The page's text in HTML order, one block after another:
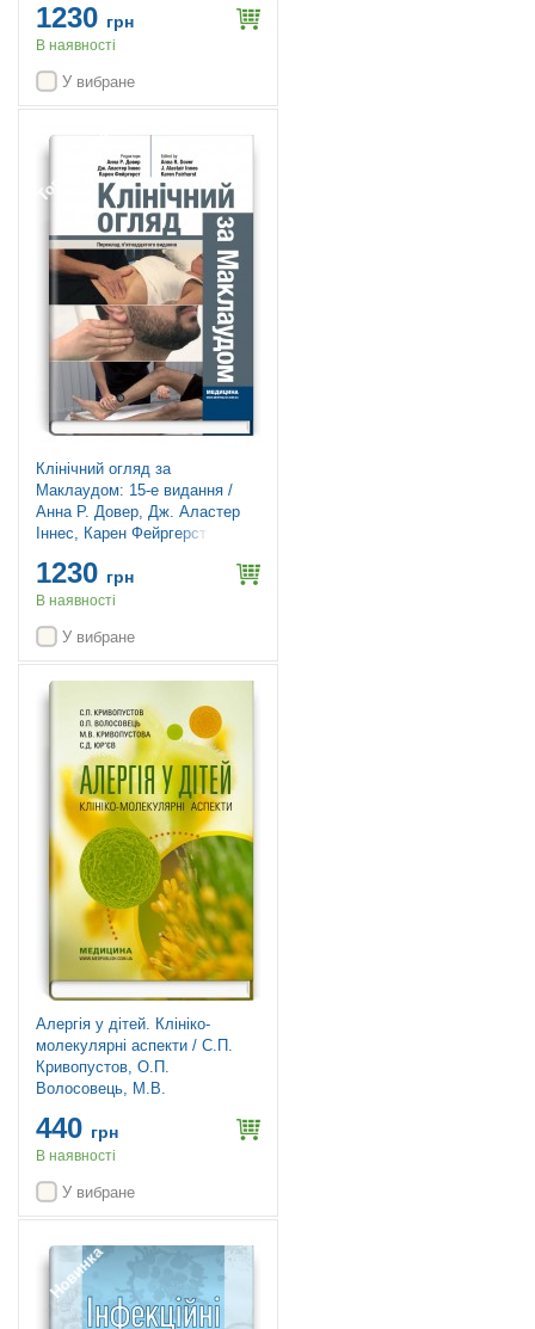
В.I. Величко та ін.
1230 грн
В наявності
У вибране
Топ продажів
Клінічний огляд за
Маклаудом: 15-е видання /
Анна Р. Довер, Дж. Аластер
Іннес, Карен Фейргерст
1230 грн
В наявності
У вибране
Алергія у дітей. Клініко-
молекулярні аспекти / С.П.
Кривопустов, О.П.
Волосовець, М.В.
440 грн
В наявності
У вибране
Новинка